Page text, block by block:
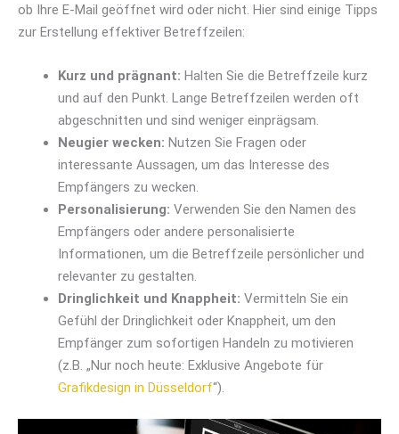
ob Ihre E-Mail geöffnet wird oder nicht. Hier sind einige Tipps
zur Erstellung effektiver Betreffzeilen:
Kurz und prägnant: Halten Sie die Betreffzeile kurz
und auf den Punkt. Lange Betreffzeilen werden oft
abgeschnitten und sind weniger einprägsam.
Neugier wecken: Nutzen Sie Fragen oder
interessante Aussagen, um das Interesse des
Empfängers zu wecken.
Personalisierung: Verwenden Sie den Namen des
Empfängers oder andere personalisierte
Informationen, um die Betreffzeile persönlicher und
relevanter zu gestalten.
Dringlichkeit und Knappheit: Vermitteln Sie ein
Gefühl der Dringlichkeit oder Knappheit, um den
Empfänger zum sofortigen Handeln zu motivieren
(z.B. „Nur noch heute: Exklusive Angebote für
Grafikdesign in Düsseldorf“).